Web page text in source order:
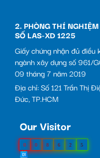
2. PHÒNG THÍ
SỐ LAS-XD 1225
Giấy chứng nhận đủ điều
ngành xây dựng số 961/
09 tháng 7 năm 2019
Địa chỉ: Số 121 Trần Thị
Đức, TP.HCM
Our Visitor
0 0 8 6 2 5